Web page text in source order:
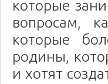
которые
вопросам,
которые
родины,
и хотят